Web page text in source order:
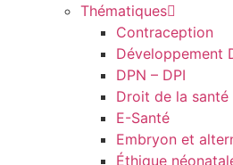
Thématiques
Contraception
Développement
DPN – DPI
Droit de la
E-Santé
Embryon et
Éthique